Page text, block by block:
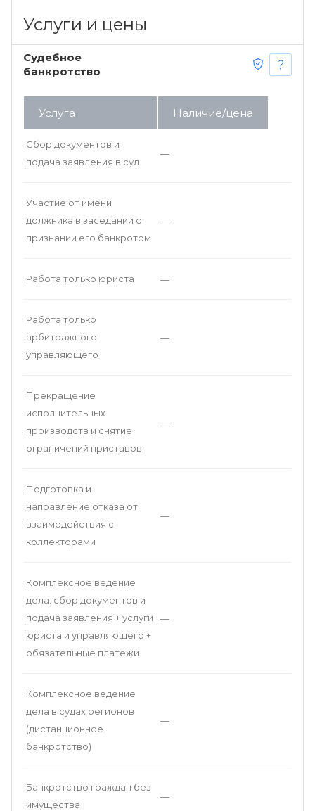
Услуги и цены
Судебное
банкротство
Услуга Наличие/цена
Сбор документов и
подача заявления в суд
—
Участие от имени
должника в заседании о
признании его банкротом
—
Работа только юриста —
Работа только
арбитражного
управляющего
—
Прекращение
исполнительных
производств и снятие
ограничений приставов
—
Подготовка и
направление отказа от
взаимодействия с
коллекторами
—
Комплексное ведение
дела: сбор документов и
подача заявления + услуги
юриста и управляющего +
обязательные платежи
—
Комплексное ведение
дела в судах регионов
(дистанционное
банкротство)
—
Банкротство граждан без
имущества
—